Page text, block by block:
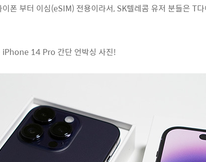
폰 부터 이심(eSIM) 전용이라서, SK텔레콤 유저 분들은 T
iPhone 14 Pro 간단 언박싱 사진!